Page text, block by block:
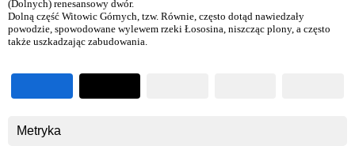
(Dolnych) renesansowy dwór.
Dolną część Witowic Górnych, tzw. Równie, często dotąd nawiedzały
powodzie, spowodowane wylewem rzeki Łososina, niszcząc plony, a często
także uszkadzając zabudowania.
Metryka